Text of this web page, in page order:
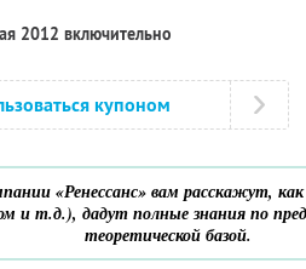
2012 включительно
купоном
«Ренессанс» вам расскажут,
и т.д.), дадут полные знания по
теоретической базой.